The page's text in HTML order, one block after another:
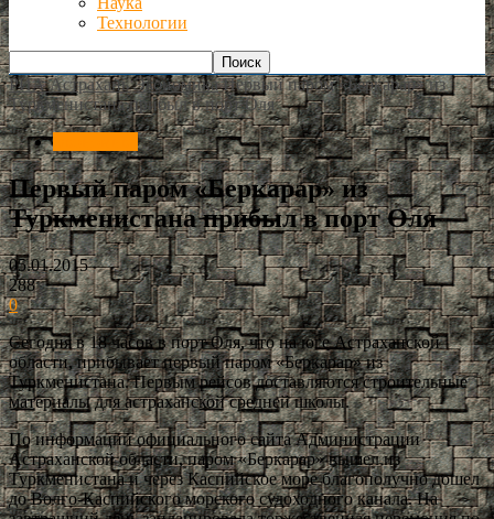
Технологии
РИА Астрахань Экономика Первый паром «Беркарар» из
Туркменистана прибыл в порт Оля
Первый паром «Беркарар» из
Туркменистана прибыл в порт Оля
05.01.2015
288
0
Сегодня в 18 часов в порт Оля, что на юге Астраханской
области, прибывает первый паром «Беркарар» из
Туркменистана. Первым рейсов доставляются строительные
материалы для астраханской средней школы.
По информации официального сайта Администрации
Астраханской области, паром «Беркарар» вышел из
Туркменистана и через Каспийское море благополучно дошел
до Волго-Каспийского морского судоходного канала. На